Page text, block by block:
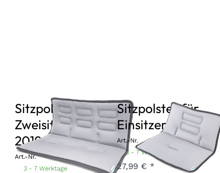
Sitzpolster für
Zweisitzer
2019
Art.-Nr.
SP-2-19
3 - 7 Werktage
Sitzpolster für
Einsitzer 2019
Art.-Nr.
SP-1-19
3 - 7 Werktage
27,99 € *